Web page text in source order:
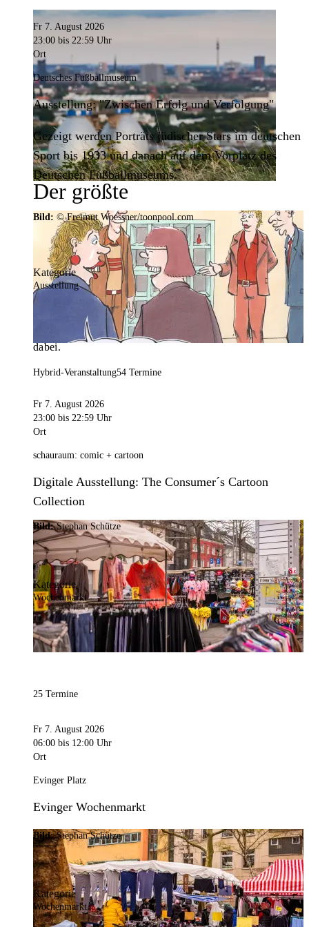
Der größte
Veranstaltungskalender der
Region
Mit weit über 4.000 Terminen ist der
Veranstaltungskalender der Stadt Dortmund der
umfangreichste der Region. Hier ist für alle was
dabei.
Fr 7. August 2026
23:00 bis 22:59 Uhr
Ort
Deutsches Fußballmuseum
Ausstellung: "Zwischen Erfolg und Verfolgung"
Gezeigt werden Porträts jüdischer Stars im deutschen
Sport bis 1933 und danach auf dem Vorplatz des
Deutschen Fußballmuseums.
Bild: © Freimut Woessner/toonpool.com
Kategorie
Ausstellung
Hybrid-Veranstaltung54 Termine
Fr 7. August 2026
23:00 bis 22:59 Uhr
Ort
schauraum: comic + cartoon
Digitale Ausstellung: The Consumer´s Cartoon
Collection
Bild:Stephan Schütze
Kategorie
Wochenmarkt
25 Termine
Fr 7. August 2026
06:00 bis 12:00 Uhr
Ort
Evinger Platz
Evinger Wochenmarkt
Bild:Stephan Schütze
Kategorie
Wochenmarkt